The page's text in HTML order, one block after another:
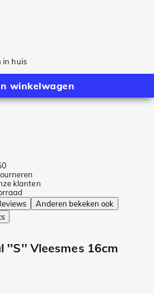
in huis
winkelwagen
klanten
Anderen bekeken ook
''S'' Vleesmes 16cm